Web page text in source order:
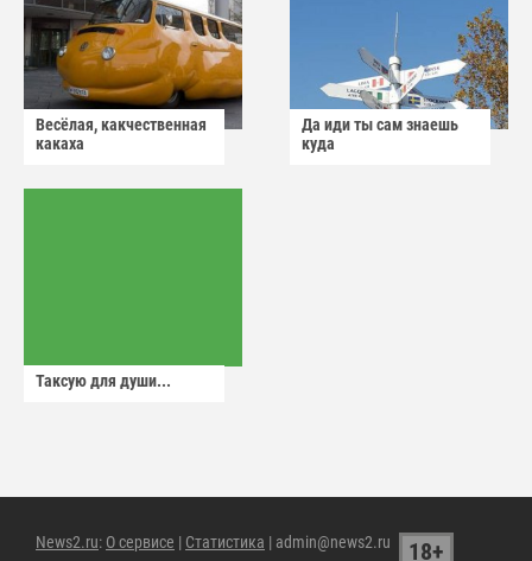
Весёлая, какчественная
какаха
Да иди ты сам знаешь
куда
Таксую для души...
News2.ru: О сервисе | Статистика | admin@news2.ru 18+